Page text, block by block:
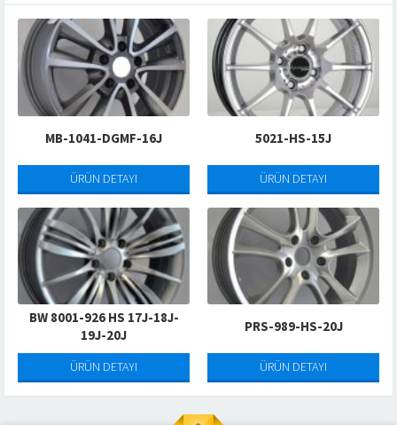
MB-1041-DGMF-16J
ÜRÜN DETAYI
5021-HS-15J
ÜRÜN DETAYI
BW 8001-926 HS 17J-18J-
19J-20J
ÜRÜN DETAYI
PRS-989-HS-20J
ÜRÜN DETAYI